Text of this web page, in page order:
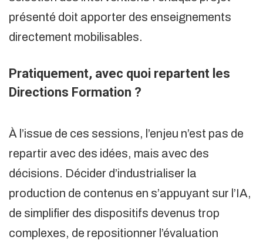
présenté doit apporter des enseignements
directement mobilisables.
Pratiquement, avec quoi repartent les
Directions Formation ?
À l’issue de ces sessions, l’enjeu n’est pas de
repartir avec des idées, mais avec des
décisions. Décider d’industrialiser la
production de contenus en s’appuyant sur l’IA,
de simplifier des dispositifs devenus trop
complexes, de repositionner l’évaluation